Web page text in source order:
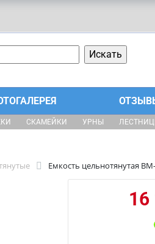
СКАМЕЙКИ УРНЫ
Емкость цельнотянутая
16